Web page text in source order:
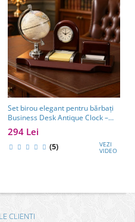
Set birou elegant pentru bărbați
Business Desk Antique Clock –
cadou premium pentru șef, soț
sau partener de afaceri
294 Lei
(5) VEZI
VIDEO
CLIENTI